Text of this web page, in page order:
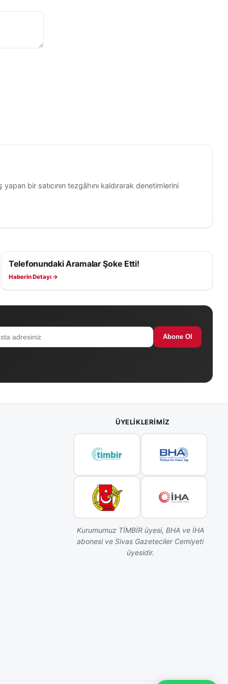
bir satıcının tezgâhını kaldırarak denetimlerini
ASAYIŞ
Telefonundaki Aramalar Şoke Etti!
Haberin Detayı →
Abone Ol
ÜYELIKLERIMIZ
Kurumumuz TİMBİR üyesi, BHA ve İHA
abonesi ve Sivas Gazeteciler Cemiyeti
üyesidir.